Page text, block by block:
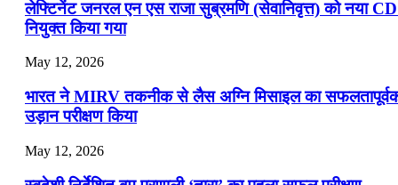
लेफ्टिनेंट जनरल एन एस राजा सुब्रमणि (सेवानिवृत्त) को नया
नियुक्त किया गया
May 12, 2026
भारत ने MIRV तकनीक से लैस अग्नि मिसाइल का
उड़ान परीक्षण किया
May 12, 2026